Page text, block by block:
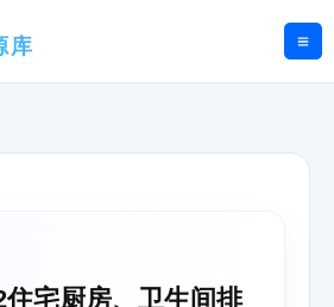
库
住宅厨房、卫生间排